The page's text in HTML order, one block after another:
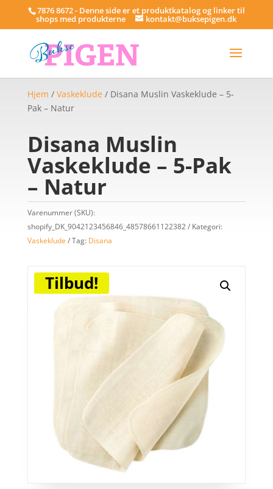
7876 8672 - Denne side er et produktkatalog og linker til
shops med produkterne kontakt@buksepigen.dk
Hjem / Vaskeklude/ Disana Muslin Vaskeklude – 5-
Pak – Natur
Disana Muslin
Vaskeklude – 5-Pak
– Natur
Varenummer (SKU):
shopify_DK_9042123456846_48578661122382
Kategori:
Vaskeklude
Tag: Disana
Tilbud!